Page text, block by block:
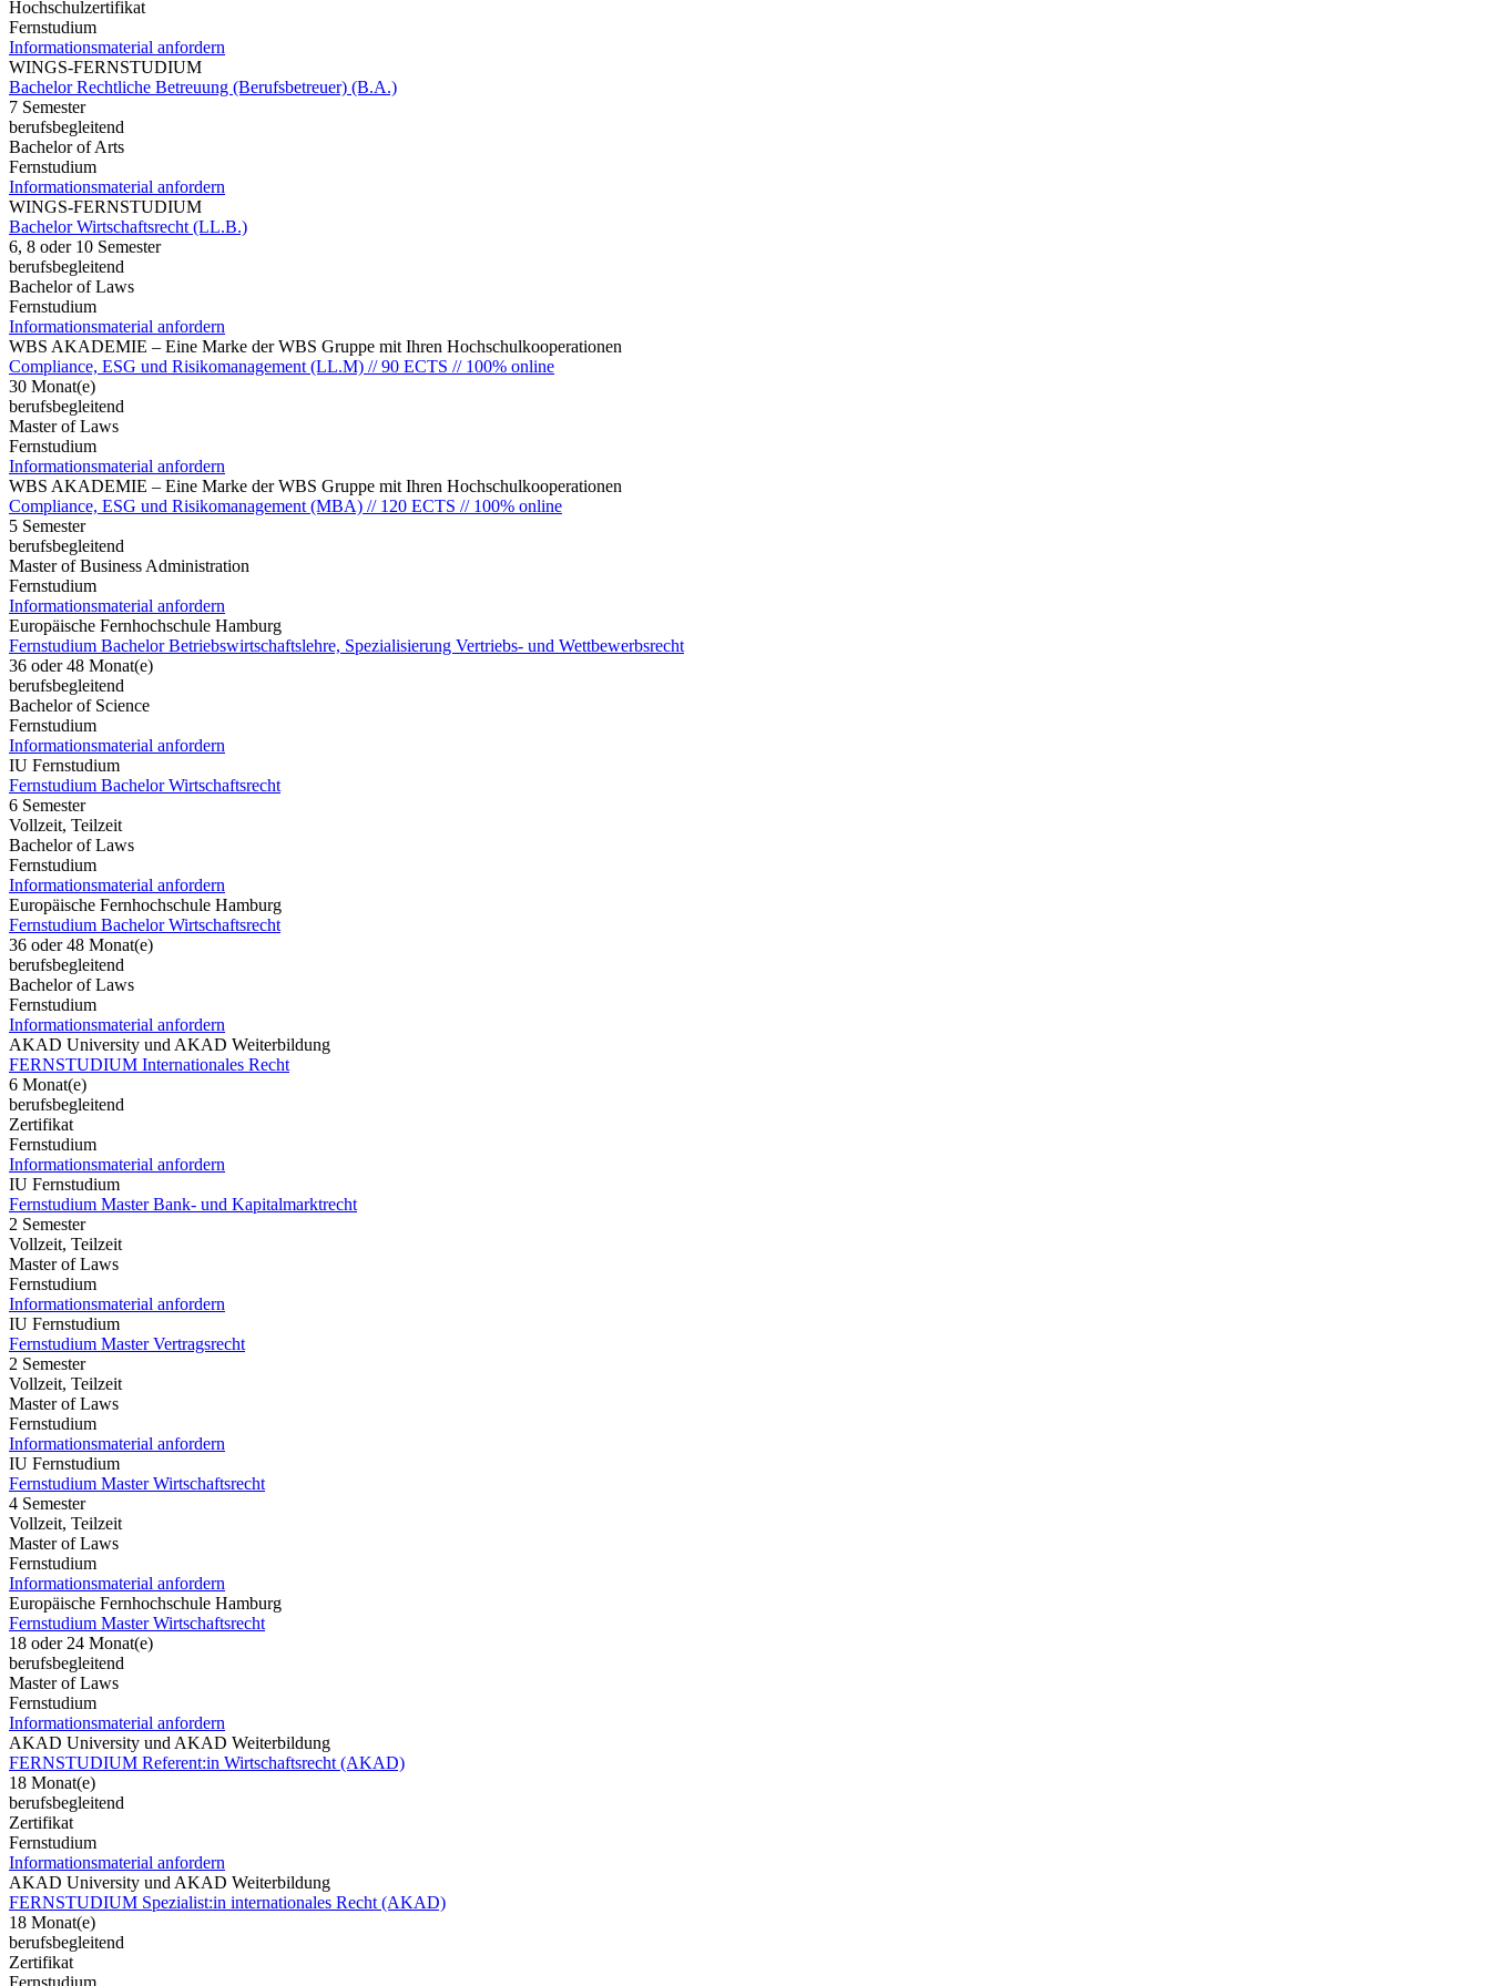
Hochschulzertifikat
Fernstudium
Informationsmaterial anfordern
WINGS-FERNSTUDIUM
Bachelor Rechtliche Betreuung (Berufsbetreuer) (B.A.)
7 Semester
berufsbegleitend
Bachelor of Arts
Fernstudium
Informationsmaterial anfordern
WINGS-FERNSTUDIUM
Bachelor Wirtschaftsrecht (LL.B.)
6, 8 oder 10 Semester
berufsbegleitend
Bachelor of Laws
Fernstudium
Informationsmaterial anfordern
WBS AKADEMIE – Eine Marke der WBS Gruppe mit Ihren Hochschulkooperationen
Compliance, ESG und Risikomanagement (LL.M) // 90 ECTS // 100% online
30 Monat(e)
berufsbegleitend
Master of Laws
Fernstudium
Informationsmaterial anfordern
WBS AKADEMIE – Eine Marke der WBS Gruppe mit Ihren Hochschulkooperationen
Compliance, ESG und Risikomanagement (MBA) // 120 ECTS // 100% online
5 Semester
berufsbegleitend
Master of Business Administration
Fernstudium
Informationsmaterial anfordern
Europäische Fernhochschule Hamburg
Fernstudium Bachelor Betriebswirtschaftslehre, Spezialisierung Vertriebs- und Wettbewerbsrecht
36 oder 48 Monat(e)
berufsbegleitend
Bachelor of Science
Fernstudium
Informationsmaterial anfordern
IU Fernstudium
Fernstudium Bachelor Wirtschaftsrecht
6 Semester
Vollzeit, Teilzeit
Bachelor of Laws
Fernstudium
Informationsmaterial anfordern
Europäische Fernhochschule Hamburg
Fernstudium Bachelor Wirtschaftsrecht
36 oder 48 Monat(e)
berufsbegleitend
Bachelor of Laws
Fernstudium
Informationsmaterial anfordern
AKAD University und AKAD Weiterbildung
FERNSTUDIUM Internationales Recht
6 Monat(e)
berufsbegleitend
Zertifikat
Fernstudium
Informationsmaterial anfordern
IU Fernstudium
Fernstudium Master Bank- und Kapitalmarktrecht
2 Semester
Vollzeit, Teilzeit
Master of Laws
Fernstudium
Informationsmaterial anfordern
IU Fernstudium
Fernstudium Master Vertragsrecht
2 Semester
Vollzeit, Teilzeit
Master of Laws
Fernstudium
Informationsmaterial anfordern
IU Fernstudium
Fernstudium Master Wirtschaftsrecht
4 Semester
Vollzeit, Teilzeit
Master of Laws
Fernstudium
Informationsmaterial anfordern
Europäische Fernhochschule Hamburg
Fernstudium Master Wirtschaftsrecht
18 oder 24 Monat(e)
berufsbegleitend
Master of Laws
Fernstudium
Informationsmaterial anfordern
AKAD University und AKAD Weiterbildung
FERNSTUDIUM Referent:in Wirtschaftsrecht (AKAD)
18 Monat(e)
berufsbegleitend
Zertifikat
Fernstudium
Informationsmaterial anfordern
AKAD University und AKAD Weiterbildung
FERNSTUDIUM Spezialist:in internationales Recht (AKAD)
18 Monat(e)
berufsbegleitend
Zertifikat
Fernstudium